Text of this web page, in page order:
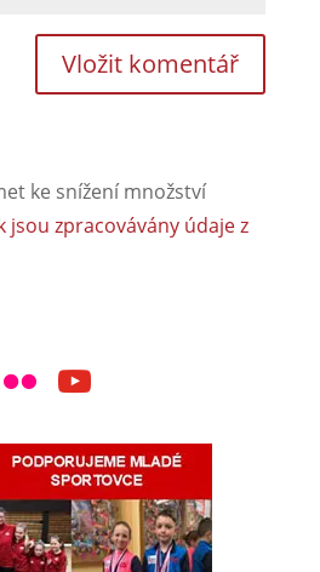
ke snížení množství
jsou zpracovávány údaje z
flickr youtube